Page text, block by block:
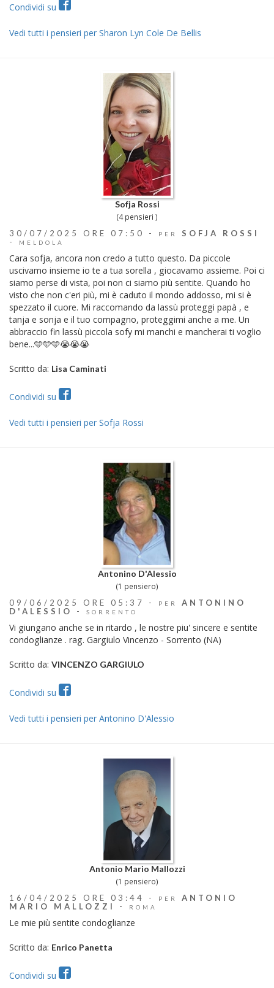
Condividi su
Vedi tutti i pensieri per Sharon Lyn Cole De Bellis
Sofja Rossi
(4 pensieri )
30/07/2025 ORE 07:50 - PER
SOFJA ROSSI
-
MELDOLA
Cara sofja, ancora non credo a tutto questo. Da piccole
uscivamo insieme io te a tua sorella , giocavamo assieme. Poi ci
siamo perse di vista, poi non ci siamo più sentite. Quando ho
visto che non c'eri più, mi è caduto il mondo addosso, mi si è
spezzato il cuore. Mi raccomando da lassù proteggi papà , e
tanja e sonja e il tuo compagno, proteggimi anche a me. Un
abbraccio fin lassù piccola sofy mi manchi e mancherai ti voglio
bene...🩵🩵🩵😭😭😭
Scritto da: Lisa Caminati
Condividi su
Vedi tutti i pensieri per Sofja Rossi
Antonino D'Alessio
(1 pensiero)
09/06/2025 ORE 05:37 - PER
ANTONINO
D'ALESSIO
- SORRENTO
Vi giungano anche se in ritardo , le nostre piu' sincere e sentite
condoglianze . rag. Gargiulo Vincenzo - Sorrento (NA)
Scritto da: VINCENZO GARGIULO
Condividi su
Vedi tutti i pensieri per Antonino D'Alessio
Antonio Mario Mallozzi
(1 pensiero)
16/04/2025 ORE 03:44 - PER
ANTONIO
MARIO MALLOZZI
- ROMA
Le mie più sentite condoglianze
Scritto da: Enrico Panetta
Condividi su